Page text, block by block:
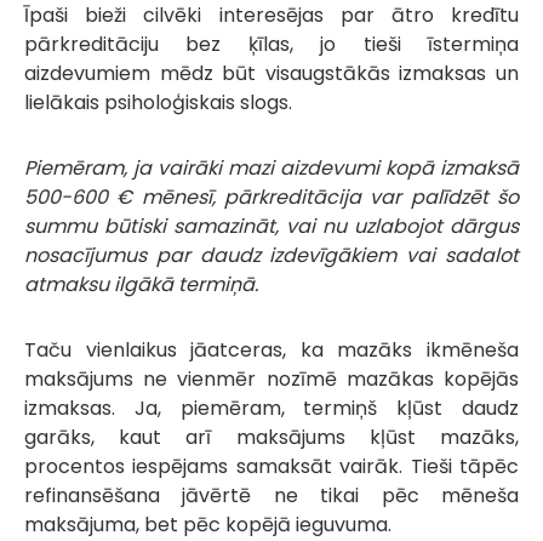
Īpaši bieži cilvēki interesējas par ātro kredītu
pārkreditāciju bez ķīlas, jo tieši īstermiņa
aizdevumiem mēdz būt visaugstākās izmaksas un
lielākais psiholoģiskais slogs.
Piemēram, ja vairāki mazi aizdevumi kopā izmaksā
500-600 € mēnesī, pārkreditācija var palīdzēt šo
summu būtiski samazināt, vai nu uzlabojot dārgus
nosacījumus par daudz izdevīgākiem vai sadalot
atmaksu ilgākā termiņā.
Taču vienlaikus jāatceras, ka mazāks ikmēneša
maksājums ne vienmēr nozīmē mazākas kopējās
izmaksas. Ja, piemēram, termiņš kļūst daudz
garāks, kaut arī maksājums kļūst mazāks,
procentos iespējams samaksāt vairāk. Tieši tāpēc
refinansēšana jāvērtē ne tikai pēc mēneša
maksājuma, bet pēc kopējā ieguvuma.